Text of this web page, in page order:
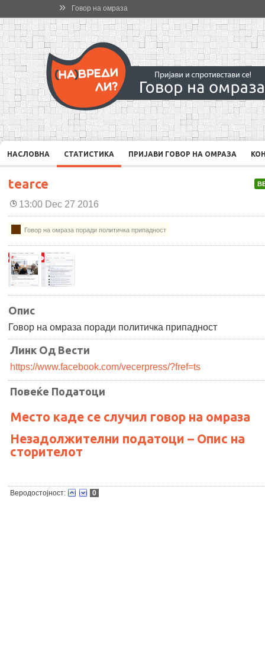
» Говор на омраза
НАСЛОВНА СТАТИСТИКА ПРИЈАВИ ГОВОР НА ОМРАЗА
tearce
13:00 Dec 27 2016
Говор на омраза поради политичка припадност
Опис
Говор на омраза поради политичка припадност
Линк Од Вести
https://www.facebook.com/vecerpress/?fref=ts
Повеќе Податоци
Место каде се случил говор на омраза
Незадолжителни податоци – Опис на
сторителот
Веродостојност: 0